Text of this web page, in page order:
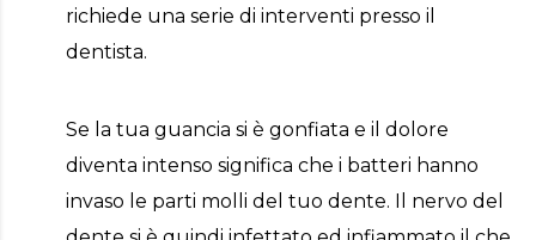
richiede una serie di interventi presso il
dentista.
Se la tua guancia si è gonfiata e il dolore
diventa intenso significa che i batteri hanno
invaso le parti molli del tuo dente. Il nervo del